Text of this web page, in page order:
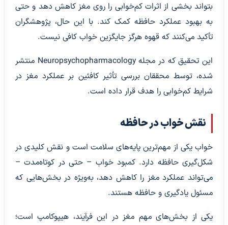
بتواند بخشی از اثرات کم‌خوابی را روی مغز کاهش دهد و حتی
به بهبود عملکرد حافظه کمک کند. با این حال، پژوهشگران
تأکید می‌کنند که قهوه هرگز جایگزین خواب کافی نیست.
این تحقیق که در مجله Neuropsychopharmacology منتشر
شده، توسط محققان بررسی تأثیر کافئین بر عملکرد مغز در
شرایط کم‌خوابی را هدف قرار داده است.
نقش خواب در حافظه
خواب یکی از مهم‌ترین پایه‌های سلامت است و نقش کلیدی در
شکل‌گیری حافظه دارد. کمبود خواب – حتی در کوتاه‌مدت –
می‌تواند عملکرد مغز را کاهش دهد، به‌ویژه در بخش‌هایی که
مسئول یادگیری و حافظه هستند.
یکی از بخش‌های مهم مغز در این فرآیند، هیپوکامپ است؛